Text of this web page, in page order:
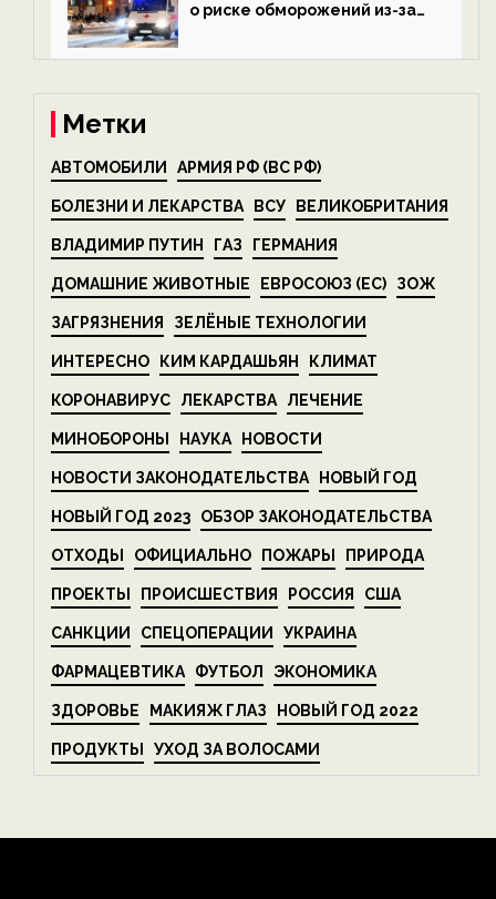
о риске обморожений из-за
на ECOportal
Метки
АВТОМОБИЛИ АРМИЯ РФ (ВС РФ)
БОЛЕЗНИ И ЛЕКАРСТВА ВСУ ВЕЛИКОБРИТАНИЯ
ВЛАДИМИР ПУТИН ГАЗ ГЕРМАНИЯ
ДОМАШНИЕ ЖИВОТНЫЕ ЕВРОСОЮЗ (ЕС) ЗОЖ
ЗАГРЯЗНЕНИЯ ЗЕЛЁНЫЕ ТЕХНОЛОГИИ
ИНТЕРЕСНО КИМ КАРДАШЬЯН КЛИМАТ
КОРОНАВИРУС ЛЕКАРСТВА ЛЕЧЕНИЕ
МИНОБОРОНЫ НАУКА НОВОСТИ
НОВОСТИ ЗАКОНОДАТЕЛЬСТВА НОВЫЙ ГОД
НОВЫЙ ГОД 2023 ОБЗОР ЗАКОНОДАТЕЛЬСТВА
ОТХОДЫ ОФИЦИАЛЬНО ПОЖАРЫ ПРИРОДА
ПРОЕКТЫ ПРОИСШЕСТВИЯ РОССИЯ США
САНКЦИИ СПЕЦОПЕРАЦИИ УКРАИНА
ФАРМАЦЕВТИКА ФУТБОЛ ЭКОНОМИКА
ЗДОРОВЬЕ МАКИЯЖ ГЛАЗ НОВЫЙ ГОД 2022
ПРОДУКТЫ УХОД ЗА ВОЛОСАМИ